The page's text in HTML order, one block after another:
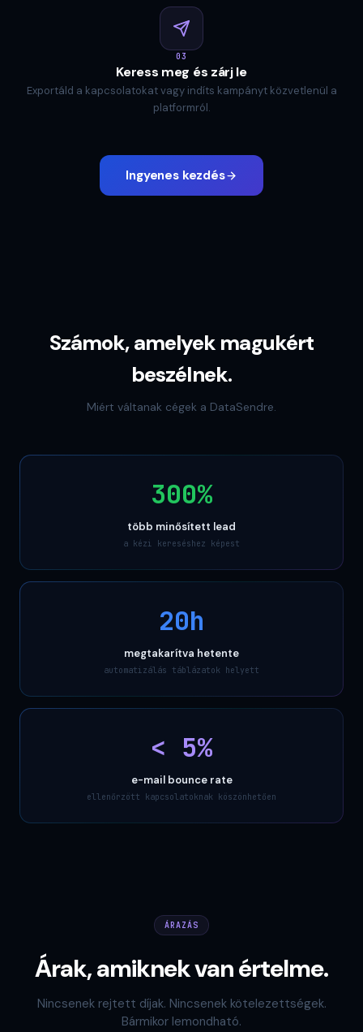
03
Keress meg és zárj le
Exportáld a kapcsolatokat vagy indíts kampányt közvetlenül a
platformról.
Ingyenes kezdés
Számok, amelyek magukért
beszélnek.
Miért váltanak cégek a DataSendre.
300%
több minősített lead
a kézi kereséshez képest
20h
megtakarítva hetente
automatizálás táblázatok helyett
< 5%
e-mail bounce rate
ellenőrzött kapcsolatoknak köszönhetően
ÁRAZÁS
Árak, amiknek van értelme.
Nincsenek rejtett díjak. Nincsenek kötelezettségek.
Bármikor lemondható.